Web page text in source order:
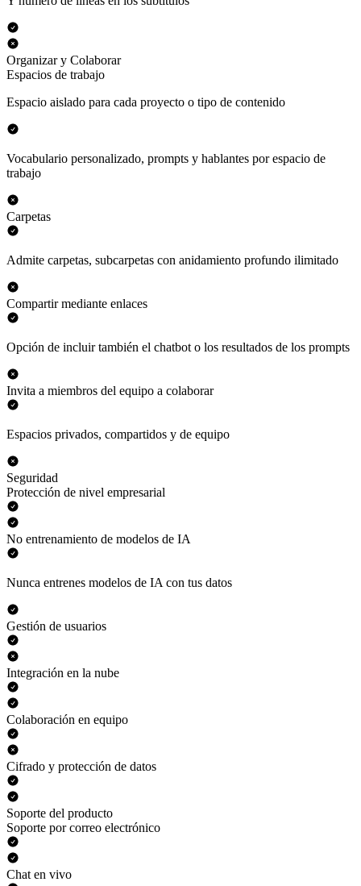
Organizar y Colaborar
Espacios de trabajo
Espacio aislado para cada proyecto o tipo de contenido
Vocabulario personalizado, prompts y hablantes por espacio de
trabajo
Carpetas
Admite carpetas, subcarpetas con anidamiento profundo ilimitado
Compartir mediante enlaces
Opción de incluir también el chatbot o los resultados de los prompts
Invita a miembros del equipo a colaborar
Espacios privados, compartidos y de equipo
Seguridad
Protección de nivel empresarial
No entrenamiento de modelos de IA
Nunca entrenes modelos de IA con tus datos
Gestión de usuarios
Integración en la nube
Colaboración en equipo
Cifrado y protección de datos
Soporte del producto
Soporte por correo electrónico
Chat en vivo